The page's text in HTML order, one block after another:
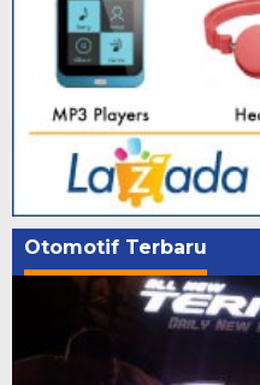
Otomotif Terbaru